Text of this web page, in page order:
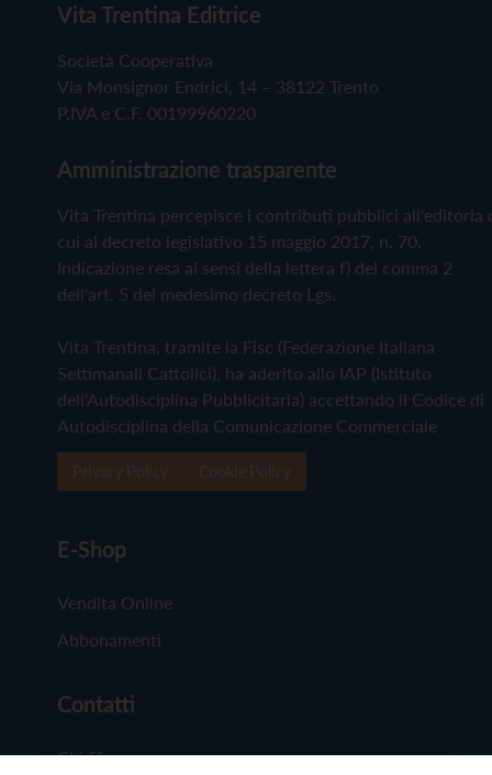
Vita Trentina Editrice
Società Cooperativa
Via Monsignor Endrici, 14 – 38122 Trento
P.IVA e C.F. 00199960220
Amministrazione trasparente
Vita Trentina percepisce i contributi pubblici all'editoria
cui al decreto legislativo 15 maggio 2017, n. 70.
Indicazione resa ai sensi della lettera f) del comma 2
dell'art. 5 del medesimo decreto Lgs.
Vita Trentina, tramite la Fisc (Federazione Italiana
Settimanali Cattolici), ha aderito allo IAP (Istituto
dell'Autodisciplina Pubblicitaria) accettando il Codice di
Autodisciplina della Comunicazione Commerciale
E-Shop
Vendita Online
Abbonamenti
Contatti
Chi Siamo